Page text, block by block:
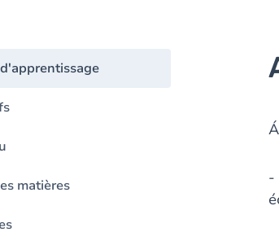
matières
-